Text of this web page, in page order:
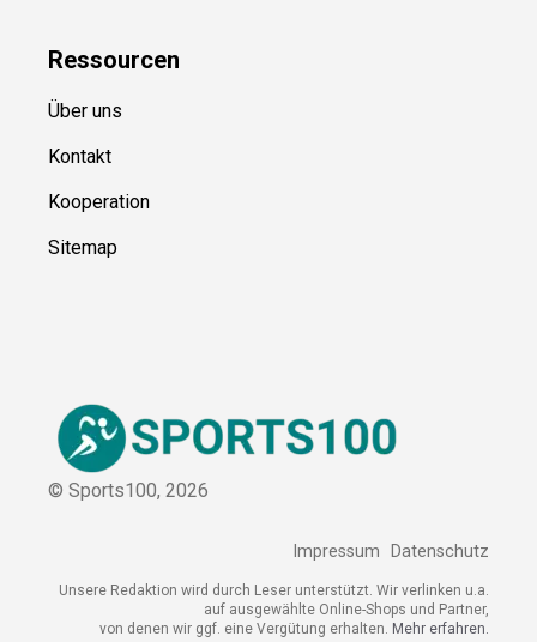
Ressourcen
Über uns
Kontakt
Kooperation
Sitemap
© Sports100, 2026
Impressum Datenschutz
Unsere Redaktion wird durch Leser unterstützt. Wir verlinken
u.a. auf ausgewählte Online-Shops und Partner,
von denen wir ggf. eine Vergütung erhalten.Mehr erfahren.